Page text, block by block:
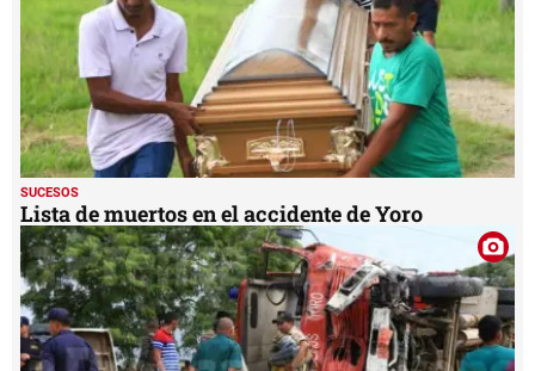
SUCESOS
Lista de muertos en el accidente de Yoro